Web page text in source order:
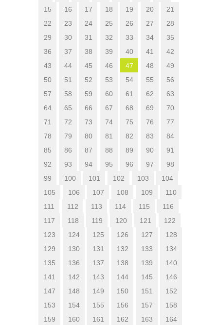
15
16 17 18 19 20
21
22
23 24 25 26 27
28
29
30 31 32 33 34
35
36
37 38 39 40 41
42
43
44 45 46 47 48
49
50
51 52 53 54 55
56
57
58 59 60 61 62
63
64
65 66 67 68 69
70
71
72 73 74 75 76
77
78
79 80 81 82 83
84
85
86 87 88 89 90
91
92
93 94 95 96 97
98
99
100 101 102 103
104
105
106 107 108 109
110
111
112 113 114 115
116
117
118 119 120 121
122
123
124 125 126 127
128
129
130 131 132 133
134
135
136 137 138 139
140
141
142 143 144 145
146
147
148 149 150 151
152
153
154 155 156 157
158
159
160 161 162 163
164